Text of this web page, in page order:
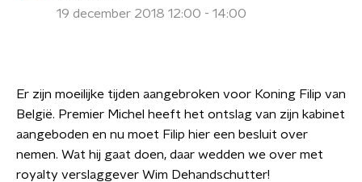
19 december 2018 12:00 - 14:00
Er zijn moeilijke tijden aangebroken voor Koning Filip van
België. Premier Michel heeft het ontslag van zijn kabinet
aangeboden en nu moet Filip hier een besluit over
nemen. Wat hij gaat doen, daar wedden we over met
royalty verslaggever Wim Dehandschutter!